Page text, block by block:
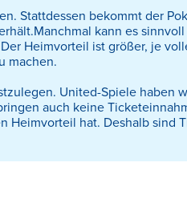
Stattdessen bekommt der
Manchmal kann es
Heimvorteil ist größer, je
machen.
United-Spiele haben
auch keine
Heimvorteil hat. Deshalb sind